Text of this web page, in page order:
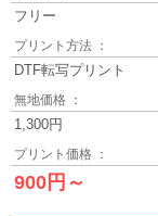
フリー
プリント方法 ：
DTF転写プリント
無地価格 ：
1,300円
プリント価格 ：
900円～